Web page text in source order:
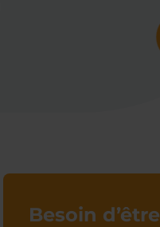
Besoin d’être